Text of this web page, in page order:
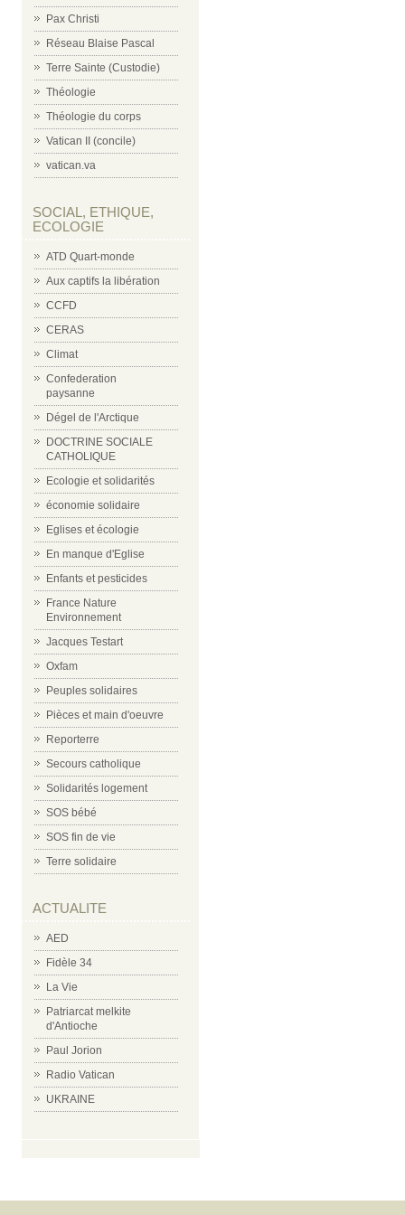
Pax Christi
Réseau Blaise Pascal
Terre Sainte (Custodie)
Théologie
Théologie du corps
Vatican II (concile)
vatican.va
SOCIAL, ETHIQUE,
ECOLOGIE
ATD Quart-monde
Aux captifs la libération
CCFD
CERAS
Climat
Confederation
paysanne
Dégel de l'Arctique
DOCTRINE SOCIALE
CATHOLIQUE
Ecologie et solidarités
économie solidaire
Eglises et écologie
En manque d'Eglise
Enfants et pesticides
France Nature
Environnement
Jacques Testart
Oxfam
Peuples solidaires
Pièces et main d'oeuvre
Reporterre
Secours catholique
Solidarités logement
SOS bébé
SOS fin de vie
Terre solidaire
ACTUALITE
AED
Fidèle 34
La Vie
Patriarcat melkite
d'Antioche
Paul Jorion
Radio Vatican
UKRAINE